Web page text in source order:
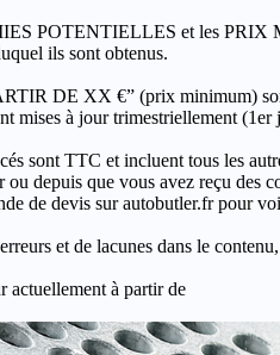
POTENTIELLES et les PRIX
ils sont obtenus.
DE XX €” (prix minimum)
mises à jour trimestriellement
sont TTC et incluent tous les
ou depuis que vous avez reçu des
de devis sur autobutler.fr pour
et de lacunes dans le
actuellement à partir de